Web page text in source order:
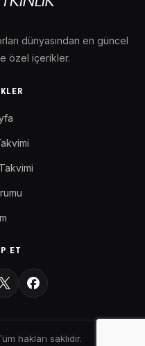
dünyasından en güncel
özel içerikler.
ET
hakları saklıdır.